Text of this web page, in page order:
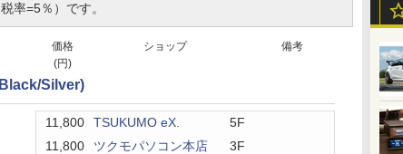
率=5％）です。
価格
(円)
ショップ 備考
Silver)
11,800 TSUKUMO eX.
5F
11,800
ツクモパソコン本店
3F